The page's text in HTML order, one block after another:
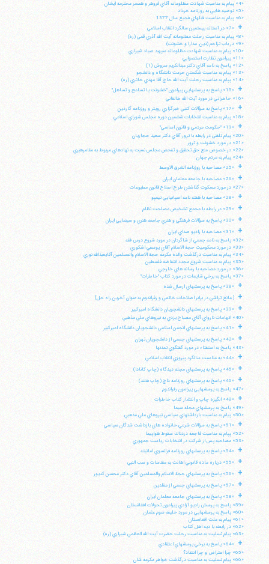
«4» پيام به مناسبت شهادت مظلومانه آقاي فروهر و همسر محترمه ايشان
«5» توصيه هايي به روزنامه خرداد
«6» پيام به مناسبت قتلهاي فجيع سال 1377
+
«7» در آستانه بيستمين سالگرد انقلاب اسلامي
«8» پيام به مناسبت رحلت مظلومانه آيت الله آذري قمي (ره)
«9» در باب تزاحم (دين، مدارا و خشونت)
«10» پيام به مناسبت شهادت مظلومانه سپهبد صياد شيرازي
«11» پيرامون نظارت استصوابي
«12» پاسخ به نامه آقاي دكتر عبدالكريم سروش (1)
«13» پيام به مناسبت شكستن حرمت دانشگاه و دانشجو
«14» پپام به مناسبت رحلت آيت الله حاج آقا مهدي حائري (ره)
+
«15» پاسخ به پرسشهايي پيرامون "خشونت يا تسامح و تساهل"
«16» خاطراتي در مورد آيت الله طالقاني
+
«17» پاسخ به سؤالات كتبي خبرگزاري رويتر و روزنامه گاردين
«18» پيام به مناسبت انتخابات ششمين دوره مجلس شوراي اسلامي
+
«19» "حكومت مردمي و قانون اساسي"
«20» پيام تلفني در رابطه با ترور آقاي دكتر سعيد حجاريان
«21» در مورد خشونت و ترور
«22» در خصوص منع حق تحقيق و تفحص مجلس نسبت به نهادهاي مربوط به مقامرهبري
«24» پيام به مردم جهان
+ «25» مصاحبه با روزنامه الشرق الاوسط
+
«26» مصاحبه با جامعه معلمان ايران
«27» در مورد مسكوت گذاشتن طرح اصلاح قانون مطبوعات
+ «28» مصاحبه با هفته نامه اسپانيايي تيمپو
+ «29» در رابطه با مجمع تشخيص مصلحت نظام
+ «30» پاسخ به سؤالات فرهنگي و هنري جامعه هنري و سينمايي ايران
+
«31» مصاحبه با راديو صداي ايران
«32» پاسخ به نامه جمعي از شاگردان در مورد شروع درس فقه
«33» در مورد محكوميت حجة الاسلام آقاي يوسفي اشكوري
«34» پيام به مناسبت درگذشت والده مكرمه حجة الاسلام والمسلمين آقايعبدالله نوري
«35» پيام به مناسبت شروع مجدد انتفاضه فلسطين
«36» در مورد مصاحبه با رسانه هاي خارجي
«37» پاسخ به برخي شايعات در مورد كتاب "خاطرات"
+ «38» پاسخ به پرسشهاي ارسال شده
+ [ مانع تراشي در برابر اصلاحات خاتمي و رفراندوم به عنوان آخرين راه حل]
+
«39» پاسخ به پرسشهاي دانشجويان دانشگاه اميركبير
«40» اتهامات نارواي آقاي مصباح يزدي به نيروهاي ملي مذهبي
+ «41» پاسخ به پرسشهاي انجمن اسلامي دانشجويان دانشگاه اميركبير
+
«42» پاسخ به پرسشهاي جمعي از دانشجويان تهران
«43» پاسخ به استفتاء در مورد گفتگوي تمدنها
+ «44» به مناسبت سالگرد پيروزي انقلاب اسلامي
+ «45» پاسخ به پرسشهاي مجله ديدگاه (چاپ كانادا)
+
«46» پاسخ به پرسشهاي روزنامه داچ (چاپ هلند)
«47» پاسخ به پرسشهايي پيرامون رفراندوم
+
«48» انگيزه چاپ و انتشار كتاب خاطرات
«49» پاسخ به پرسشهاي مجله سيما
«50» پيام به مناسبت بازداشتهاي سياسي نيروهاي ملي مذهبي
+
«51» پاسخ به سؤالات شرعي خانواده هاي بازداشت شدگان سياسي
«52» پپام به مناسبت فاجعه دردناك سقوط هواپيما
«53» مصاحبه پس از شركت در انتخابات رياست جمهوري
+ «54» پاسخ به پرسشهاي روزنامه فرانسوي امانيته
+ «55» درباره ماده قانوني اهانت به مقدسات و سب النبي
+ «56» پاسخ به پرسشهاي حجة الاسلام والمسلمين آقاي دكتر محسن كديور
+ «57» پاسخ به پرسشهاي جمعي از مقلدين
+
«58» پاسخ به پرسشهاي جامعه معلمان ايران
«59» پاسخ به پرسش راديو آزادي پيرامون تحولات افغانستان
«60» پاسخ به پرسشهايي در مورد خليفه سوم عثمان
«61» پيام به ملت افغانستان
«62» در رابطه با ديه اهل كتاب
«63» پيام تسليت به مناسبت رحلت حضرت آيت الله العظمي شيرازي (ره)
+
«64» پاسخ به برخي پرسشهاي اعتقادي
«65» چرا اعتراض و چرا انتقاد؟
«66» پيام تسليت به مناسبت درگذشت خواهر مكرمه شان